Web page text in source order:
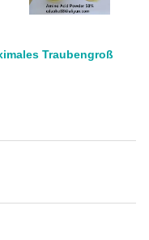
Traubengroß